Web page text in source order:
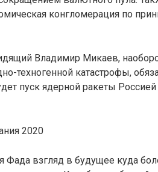
конгломерация по
Владимир Микаев,
техногенной катастрофы,
пуск ядерной ракеты
Фада взгляд в будущее куда